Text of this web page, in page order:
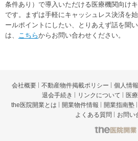
条件あり）で導入いただける医療機関向け
です。まずは手軽にキャッシュレス決済を
ールポイントにしたい、とりあえず話を聞
は、 こちらからお問い合わせください。
会社概要 不動産物件掲載ポリシー 個人情
退会手続き
リンクについて
医
the医院開業とは
開業物件情報 開業指南塾
よくある質問
お問い